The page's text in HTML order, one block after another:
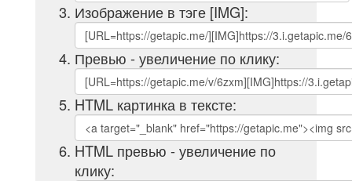
Изображение в тэге [IMG]:
Превью - увеличение по клику:
HTML картинка в тексте:
HTML превью - увеличение по
клику: